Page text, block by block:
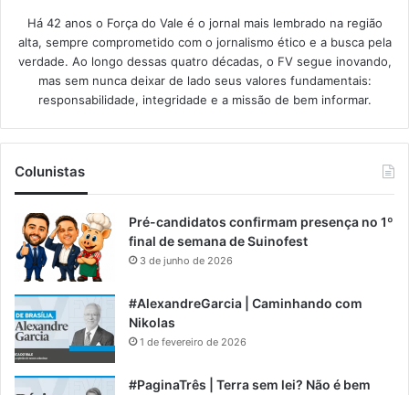
Há 42 anos o Força do Vale é o jornal mais lembrado na região
alta, sempre comprometido com o jornalismo ético e a busca pela
verdade. Ao longo dessas quatro décadas, o FV segue inovando,
mas sem nunca deixar de lado seus valores fundamentais:
responsabilidade, integridade e a missão de bem informar.​
Colunistas
Pré-candidatos confirmam presença no 1º
final de semana de Suinofest
3 de junho de 2026
#AlexandreGarcia | Caminhando com
Nikolas
1 de fevereiro de 2026
#PaginaTrês | Terra sem lei? Não é bem